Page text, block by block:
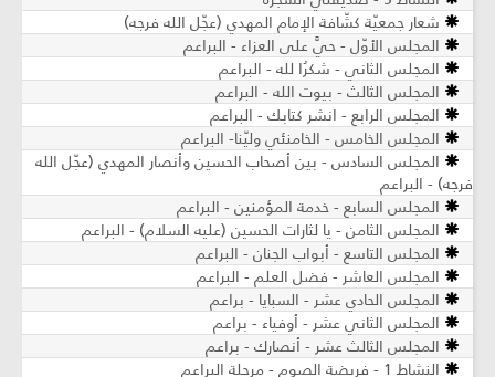
شعار جمعيّة كشّافة الإمام المهدي (عجّل الله فرجه)
المجلس الأوّل - حيَّ على العزاء - البراعم
المجلس الثاني - شكرُا لله - البراعم
المجلس الثالث - بيوت الله - البراعم
المجلس الرابع - انشر كتابك - البراعم
المجلس الخامس - الخامنئي وليّنا- البراعم
المجلس السادس - بين أصحاب الحسين وأنصار المهدي (عجّل الله
فرجه) - البراعم
المجلس السابع - خدمة المؤمنين - البراعم
المجلس الثامن - يا لثارات الحسين (عليه السلام) - البراعم
المجلس التاسع - أبواب الجنان - البراعم
المجلس العاشر - فضل العلم - البراعم
المجلس الحادي عشر - السبايا - براعم
المجلس الثاني عشر - أوفياء - براعم
المجلس الثالث عشر - أنصارك - براعم
النشاط 1 - فريضة الصوم - مرحلة البراعم